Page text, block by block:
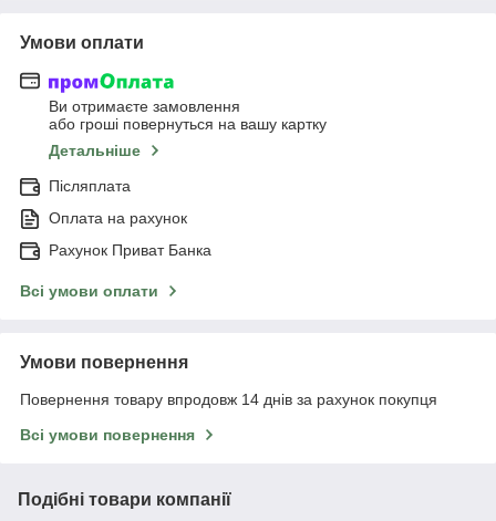
Умови оплати
Ви отримаєте замовлення
або гроші повернуться на вашу картку
Детальніше
Післяплата
Оплата на рахунок
Рахунок Приват Банка
Всі умови оплати
Умови повернення
Повернення товару впродовж 14 днів за рахунок покупця
Всі умови повернення
Подібні товари компанії